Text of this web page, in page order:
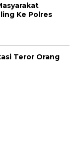
Ke Polres
Teror Orang